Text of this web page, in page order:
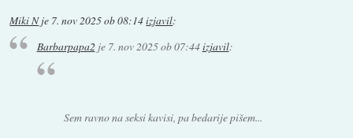
Miki Nje 7. nov 2025 ob 08:14izjavil:
Barbarpapa2je 7. nov 2025 ob 07:44izjavil:
Sem ravno na seksi kavisi, pa bedarije pišem...